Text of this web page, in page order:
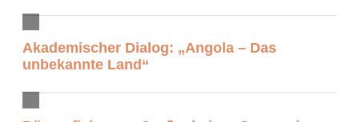
Akademischer Dialog: „Angola – Das
unbekannte Land“